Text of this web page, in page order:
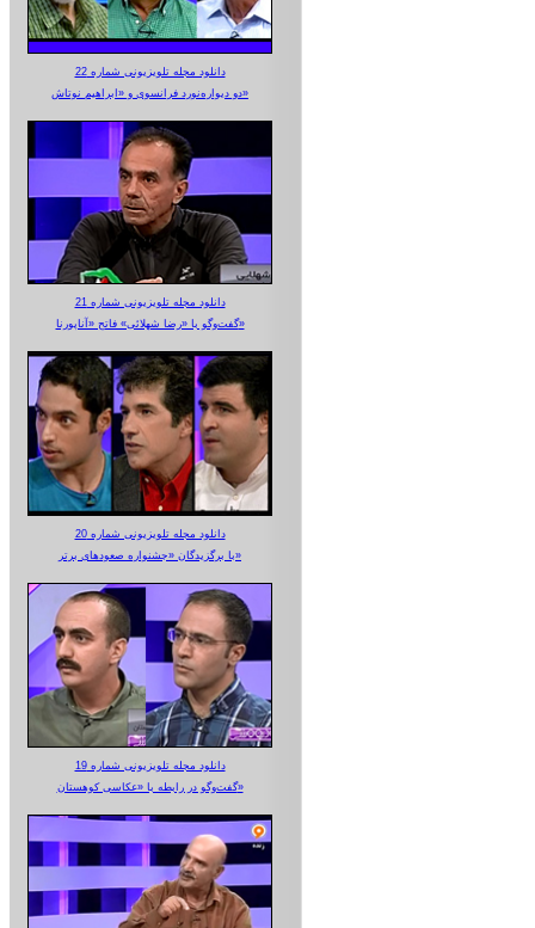
دانلود مجله تلویزیونی شماره 22
دو دیواره‌نورد فرانسوی و «ابراهیم نوتاش»
دانلود مجله تلویزیونی شماره 21
گفت‌وگو با «رضا شهلائی» فاتح «آناپورنا»
دانلود مجله تلویزیونی شماره 20
با برگزیدگان «جشنواره صعودهای برتر»
دانلود مجله تلویزیونی شماره 19
گفت‌وگو در رابطه با «عکاسی کوهستان»